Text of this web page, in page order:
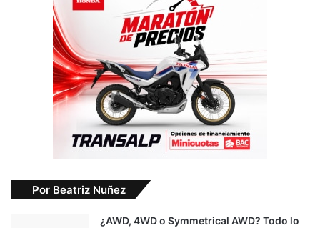
Por Beatriz Nuñez
¿AWD, 4WD o Symmetrical AWD? Todo lo